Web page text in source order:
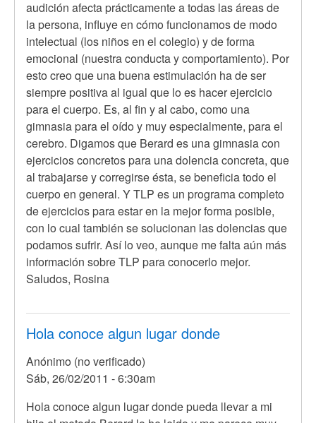
audición afecta prácticamente a todas las áreas de
la persona, influye en cómo funcionamos de modo
intelectual (los niños en el colegio) y de forma
emocional (nuestra conducta y comportamiento). Por
esto creo que una buena estimulación ha de ser
siempre positiva al igual que lo es hacer ejercicio
para el cuerpo. Es, al fin y al cabo, como una
gimnasia para el oído y muy especialmente, para el
cerebro. Digamos que Berard es una gimnasia con
ejercicios concretos para una dolencia concreta, que
al trabajarse y corregirse ésta, se beneficia todo el
cuerpo en general. Y TLP es un programa completo
de ejercicios para estar en la mejor forma posible,
con lo cual también se solucionan las dolencias que
podamos sufrir. Así lo veo, aunque me falta aún más
información sobre TLP para conocerlo mejor.
Saludos, Rosina
Hola conoce algun lugar donde
Anónimo (no verificado)
Sáb, 26/02/2011 - 6:30am
Hola conoce algun lugar donde pueda llevar a mi